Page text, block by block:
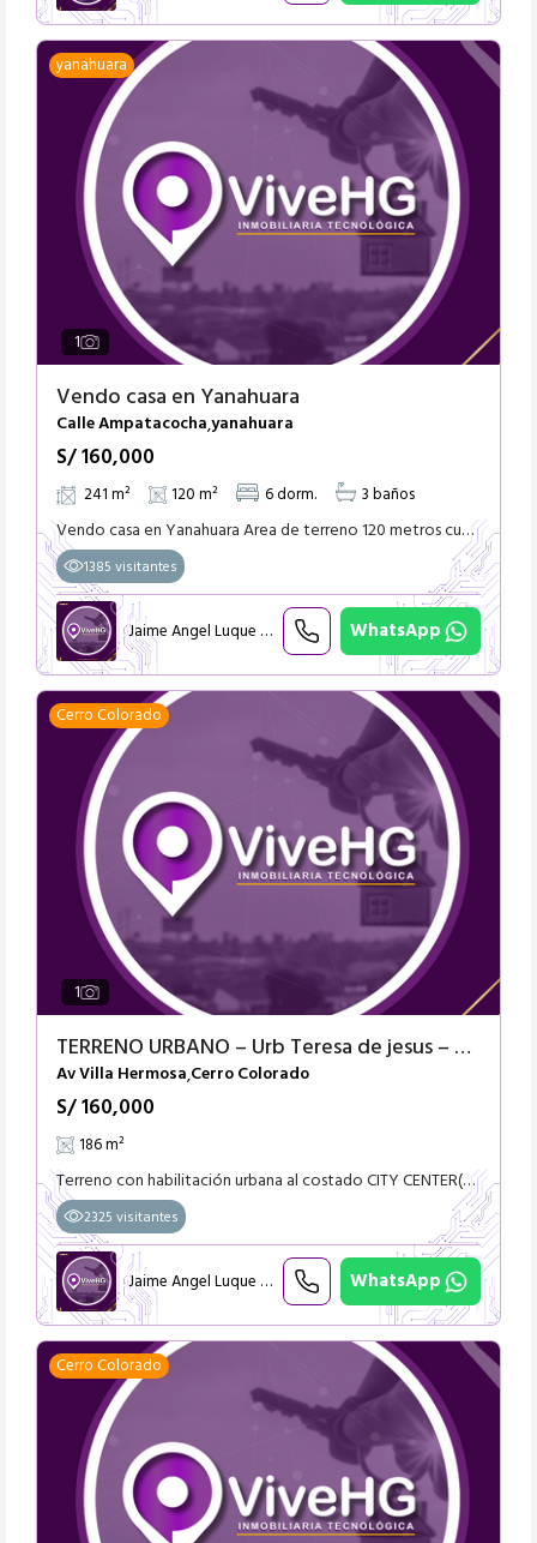
yanahuara
1
Vendo casa en Yanahuara
Calle Ampatacocha,yanahuara
S/ 160,000
241 m² 120 m² 6 dorm. 3 baños
Vendo casa en Yanahuara Area de terreno 120 metros cuadrados 1er Nivel 94 metros cuadrados techado 2do Nivel 147 metros cuadrados techado
1385 visitantes
Jaime Angel Luque Retamozo WhatsApp
Cerro Colorado
1
TERRENO URBANO – Urb Teresa de jesus – Arequipa
Av Villa Hermosa,Cerro Colorado
S/ 160,000
186 m²
Terreno con habilitación urbana al costado CITY CENTER(QUIMERA) coilinadante con Clinica San Pablo A..860 dolares el metro cuadrado Precio Ofertable
2325 visitantes
Jaime Angel Luque Retamozo WhatsApp
Cerro Colorado